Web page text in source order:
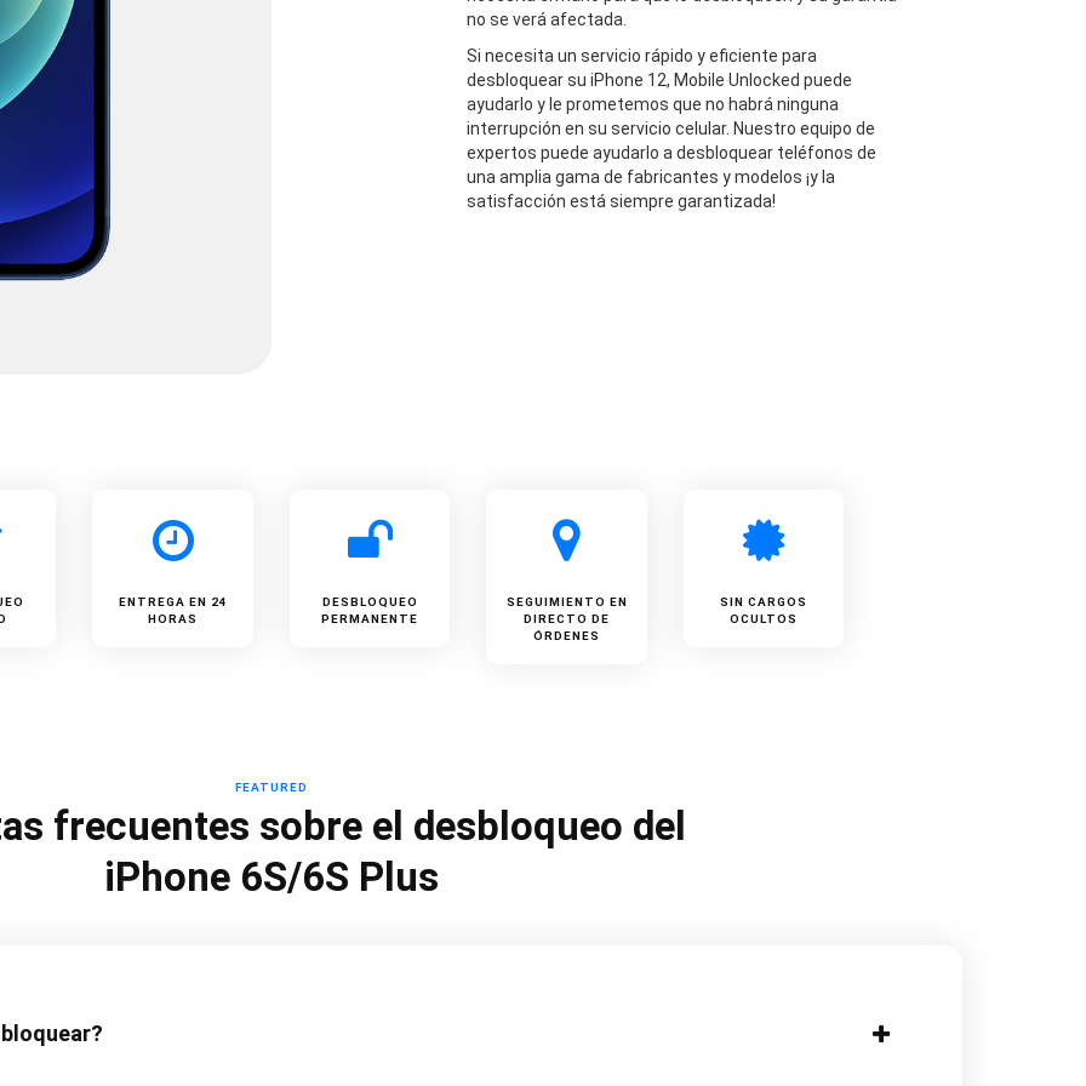
no se verá afectada.
Si necesita un servicio rápido y eficiente para
desbloquear su iPhone 12, Mobile Unlocked puede
ayudarlo y le prometemos que no habrá ninguna
interrupción en su servicio celular. Nuestro equipo de
expertos puede ayudarlo a desbloquear teléfonos de
una amplia gama de fabricantes y modelos ¡y la
satisfacción está siempre garantizada!
ENTREGA EN 24
HORAS
DESBLOQUEO
PERMANENTE
SEGUIMIENTO EN
DIRECTO DE
ÓRDENES
SIN CARGOS
OCULTOS
FEATURED
frecuentes sobre el desbloqueo del
iPhone 6S/6S Plus